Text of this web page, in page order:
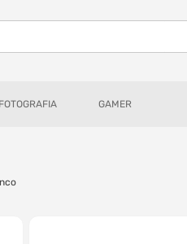
FOTOGRAFIA GAMER